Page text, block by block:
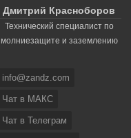
Дмитрий Красноборов
Технический специалист по
молниезащите и заземлению
info@zandz.com
Чат в МАКС
Чат в Телеграм